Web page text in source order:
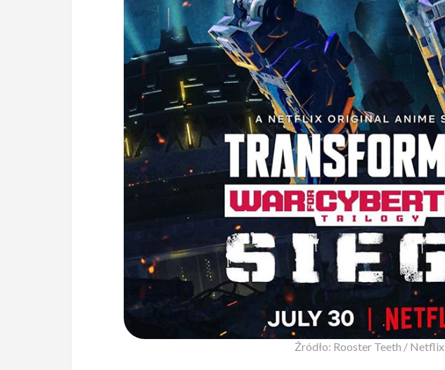
Źródło: Rooster Teeth / Netflix